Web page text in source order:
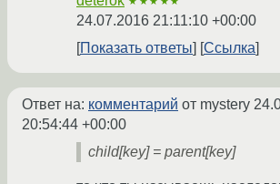
24.07.2016 21:11:10 +00:00
Показать ответы
Ссылка
Ответ на: комментарий от mystery
20:54:44 +00:00
child[key] = parent[key]